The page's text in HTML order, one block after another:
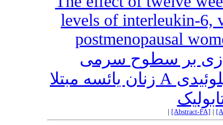
levels of interleukin-6,
postmenopausal
بر سطوح سرمی
اینترلوکین-6، واسپین و سرم آمیلوئیدی A زنان یائسه مبتلا
[Abstract-FA]